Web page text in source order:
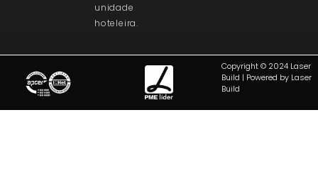
unidade
hoteleira.
Copyright © 2024 Laser
Build | Powered by Laser
Build